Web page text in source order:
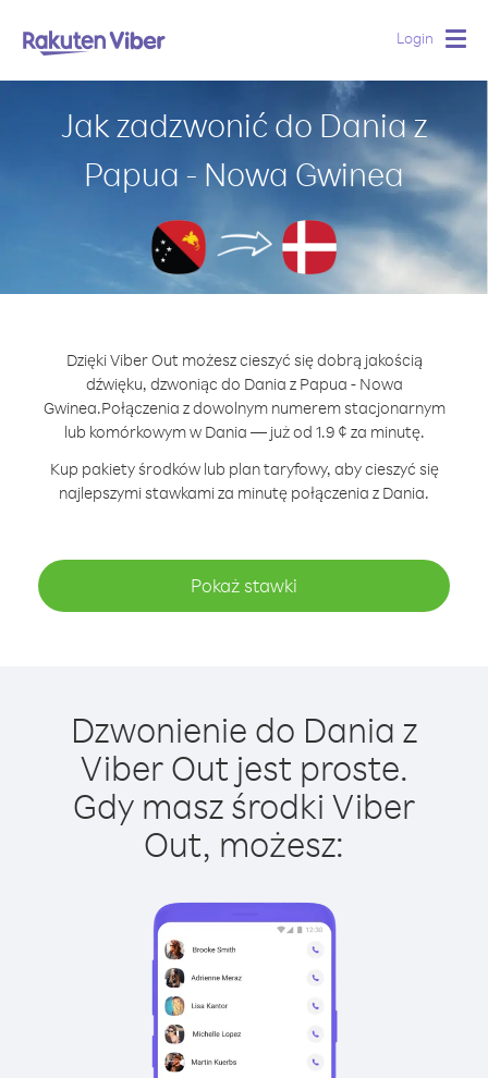
Login
Jak zadzwonić do Dania z
Papua - Nowa Gwinea
Dzięki Viber Out możesz cieszyć się dobrą jakością
dźwięku, dzwoniąc do Dania z Papua - Nowa
Gwinea.Połączenia z dowolnym numerem stacjonarnym
lub komórkowym w Dania — już od 1.9 ¢ za minutę.
Kup pakiety środków lub plan taryfowy, aby cieszyć się
najlepszymi stawkami za minutę połączenia z Dania.
Pokaż stawki
Dzwonienie do Dania z
Viber Out jest proste.
Gdy masz środki Viber
Out, możesz: